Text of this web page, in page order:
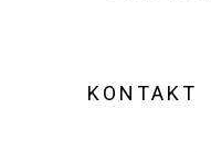
KONTAKT